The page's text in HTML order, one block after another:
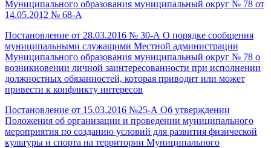
Муниципального образования муниципальный округ № 78 от
14.05.2012 № 68-А
Постановление от 28.03.2016 № 30-А О порядке сообщения
муниципальными служащими Местной администрации
Муниципального образования муниципальный округ № 78 о
возникновении личной заинтересованности при исполнении
должностных обязанностей, которая приводит или может
привести к конфликту интересов
Постановление от 15.03.2016 №25-А Об утверждении
Положения об организации и проведении муниципального
мероприятия по созданию условий для развития физической
культуры и спорта на территории Муниципального